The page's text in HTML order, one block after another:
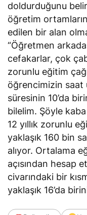
doldurduğunu
öğretim
edilen bir alan
“Öğretmen
cefakarlar, çok
zorunlu eğitim
öğrencimizin saat
süresinin 10’da
bilelim. Şöyle
12 yıllık zorunlu
yaklaşık 160 bin
alıyor. Ortalama
açısından hesap
civarındaki bir
yaklaşık 16’da